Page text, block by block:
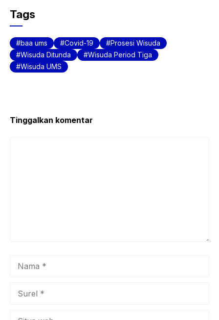
c
e
b
o
o
A
p
p
Tags
baa ums Covid-19
Prosesi Wisuda
Wisuda Ditunda
Wisuda Period Tiga
Wisuda UMS
Tinggalkan komentar